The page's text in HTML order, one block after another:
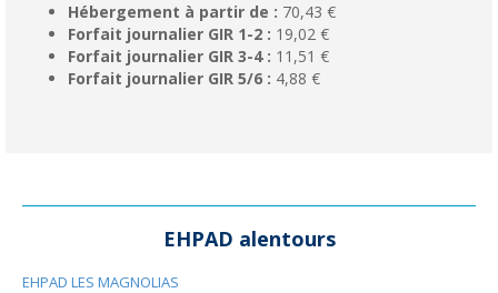
Hébergement à partir de : 70,43 €
Forfait journalier GIR 1-2 : 19,02 €
Forfait journalier GIR 3-4 : 11,51 €
Forfait journalier GIR 5/6 : 4,88 €
EHPAD alentours
EHPAD LES MAGNOLIAS